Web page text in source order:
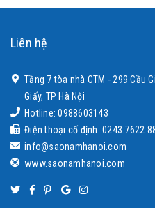
Liên hệ
Tầng 7 tòa nhà CTM - 299 Cầu
Giấy, TP Hà Nội
Hotline: 0988603143
Điện thoại cố định:
info@saonamhanoi.com
www.saonamhanoi.com